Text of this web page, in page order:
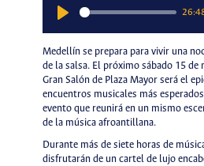
Medellín se prepara para vivir una
de la salsa. El próximo sábado 15 de
Gran Salón de Plaza Mayor será el
encuentros musicales más
evento que reunirá en un mismo
de la música afroantillana.
Durante más de siete horas de
disfrutarán de un cartel de lujo